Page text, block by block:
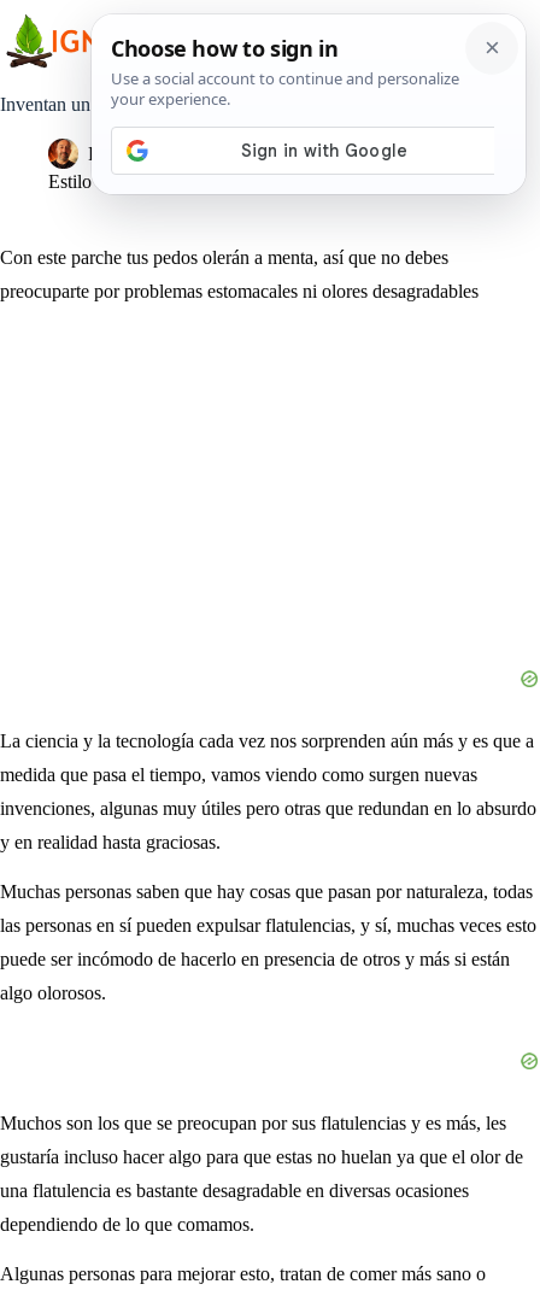
contenido
Inventan un parche para que tus pedos huelan a menta.
Pedro Lisperguer
14 junio, 2019
Estilo de Vida
Con este parche tus pedos olerán a menta, así que no debes
preocuparte por problemas estomacales ni olores desagradables
La ciencia y la tecnología cada vez nos sorprenden aún más y es que a
medida que pasa el tiempo, vamos viendo como surgen nuevas
invenciones, algunas muy útiles pero otras que redundan en lo absurdo
y en realidad hasta graciosas.
Muchas personas saben que hay cosas que pasan por naturaleza, todas
las personas en sí pueden expulsar flatulencias, y sí, muchas veces esto
puede ser incómodo de hacerlo en presencia de otros y más si están
algo olorosos.
Muchos son los que se preocupan por sus flatulencias y es más, les
gustaría incluso hacer algo para que estas no huelan ya que el olor de
una flatulencia es bastante desagradable en diversas ocasiones
dependiendo de lo que comamos.
Algunas personas para mejorar esto, tratan de comer más sano o